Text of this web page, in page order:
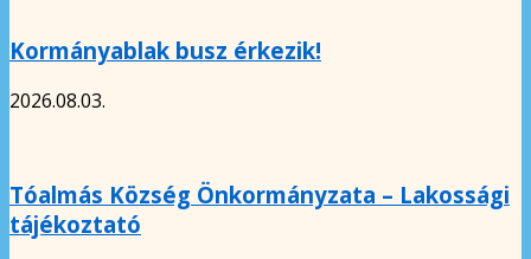
Kormányablak busz érkezik!
2026.08.03.
Tóalmás Község Önkormányzata – Lakossági
tájékoztató